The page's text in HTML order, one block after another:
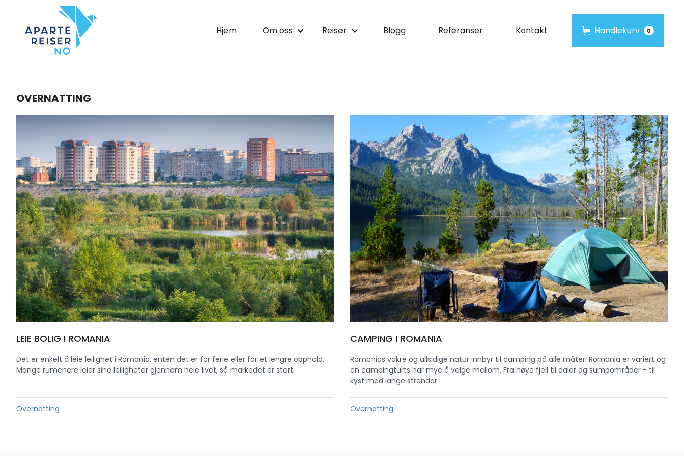
Hjem Om oss Reiser Blogg Referanser Kontakt Handlekurv 0
OVERNATTING
LEIE BOLIG I ROMANIA
Det er enkelt å leie leilighet i Romania, enten det er for ferie eller for et lengre opphold.
Mange rumenere leier sine leiligheter gjennom hele livet, så markedet er stort.
Overnatting
CAMPING I ROMANIA
Romanias vakre og allsidige natur innbyr til camping på alle måter. Romania er variert og
en campingturts har mye å velge mellom. Fra høye fjell til daler og sumpområder - til
kyst med lange strender.
Overnatting